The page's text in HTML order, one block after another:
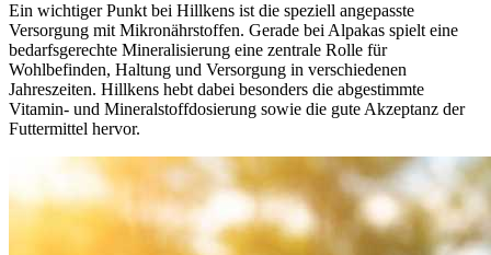
Ein wichtiger Punkt bei Hillkens ist die speziell angepasste
Versorgung mit Mikronährstoffen. Gerade bei Alpakas spielt eine
bedarfsgerechte Mineralisierung eine zentrale Rolle für
Wohlbefinden, Haltung und Versorgung in verschiedenen
Jahreszeiten. Hillkens hebt dabei besonders die abgestimmte
Vitamin- und Mineralstoffdosierung sowie die gute Akzeptanz der
Futtermittel hervor.